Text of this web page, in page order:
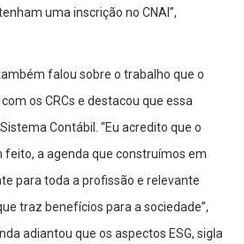
uma inscrição no CNAI”,
falou sobre o trabalho que o
os CRCs e destacou que essa
Contábil. “Eu acredito que o
a agenda que construímos em
para toda a profissão e relevante
traz benefícios para a sociedade”,
adiantou que os aspectos ESG, sigla